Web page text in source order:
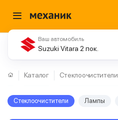
Ваш автомобиль
Suzuki Vitara 2 пок.
Каталог Стеклоочистители
Стеклоочистители Лампы